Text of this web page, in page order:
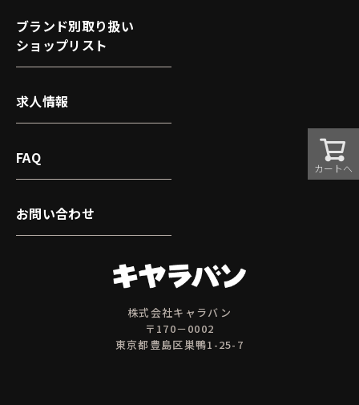
カートへ
株式会社キャラバン
〒170－0002
東京都豊島区巣鴨1-25-7
ブランド別取り扱い
ショップリスト
求人情報
FAQ
お問い合わせ